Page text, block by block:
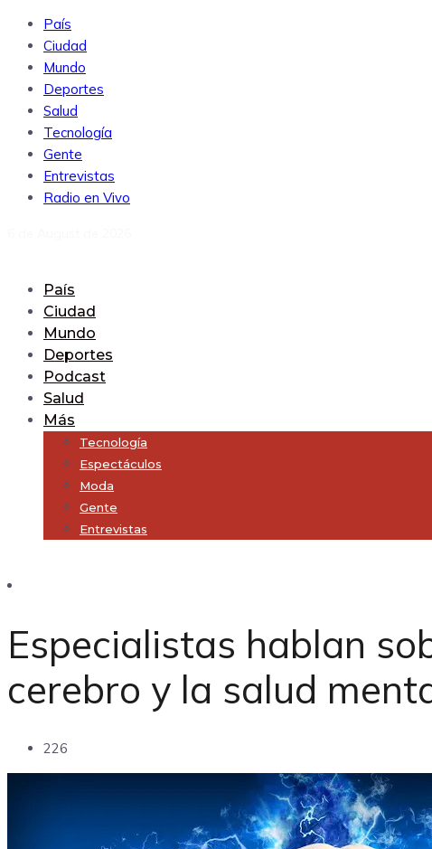
País
Ciudad
Mundo
Deportes
Salud
Tecnología
Gente
Entrevistas
Radio en Vivo
País
Ciudad
Mundo
Deportes
Podcast
Salud
Más
Tecnología
Espectáculos
Moda
Gente
Entrevistas
Especialistas hablan
cerebro y la salud
226